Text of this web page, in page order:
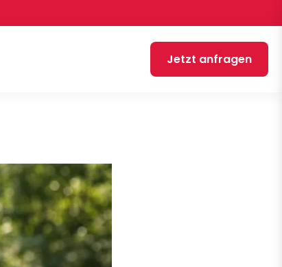
Jetzt anfragen